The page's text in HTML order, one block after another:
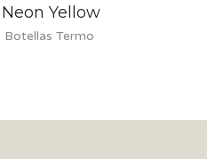
Yellow
Botellas Termo